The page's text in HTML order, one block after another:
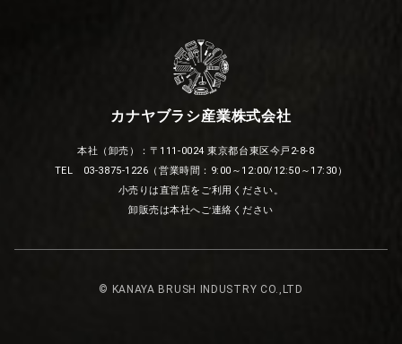
カナヤブラシ産業株式会社
本社（卸売）：〒111-0024 東京都台東区今戸2-8-8
TEL 03-3875-1226（営業時間：9:00～12:00/12:50～17:30）
小売りは直営店をご利用ください。
卸販売は本社へご連絡ください
© KANAYA BRUSH INDUSTRY CO.,LTD